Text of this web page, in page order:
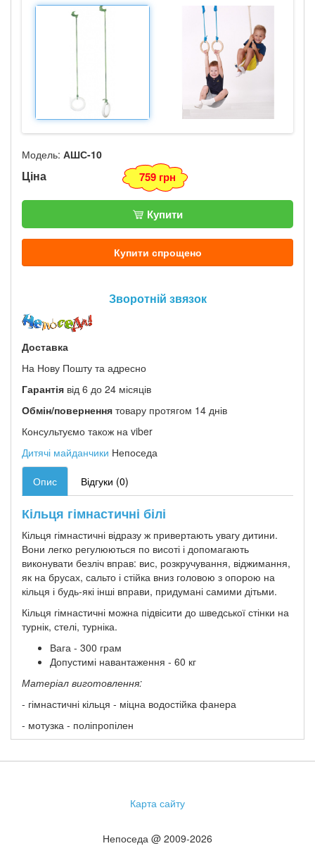
Модель: АШС-10
Ціна 759 грн
Купити
Купити спрощено
Зворотній звязок
Доставка
На Нову Пошту та адресно
Гарантія від 6 до 24 місяців
Обмін/повернення товару протягом 14 днів
Консультуємо також на viber
Дитячі майданчики Непоседа
Опис Відгуки (0)
Кільця гімнастичні білі
Кільця гімнастичні відразу ж привертають увагу дитини.
Вони легко регулюються по висоті і допомагають
виконувати безліч вправ: вис, розкручування, віджимання,
як на брусах, сальто і стійка вниз головою з опорою на
кільця і будь-які інші вправи, придумані самими дітьми.
Кільця гімнастичні можна підвісити до шведської стінки на
турнік, стелі, турніка.
Вага - 300 грам
Допустимі навантаження - 60 кг
Матеріал виготовлення:
- гімнастичні кільця - міцна водостійка фанера
- мотузка - поліпропілен
Карта сайту
Непоседа @ 2009-2026